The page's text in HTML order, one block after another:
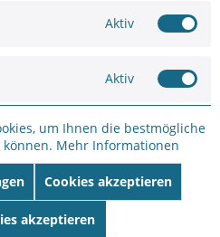
Eigenschaften:  HD-
3,6...mehr
Aktiv
Aktiv
um Ihnen die bestmögliche
Mehr Informationen
Cookies akzeptieren
akzeptieren